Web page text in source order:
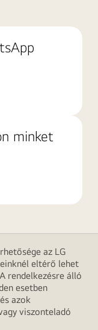
minket
az LG
eltérő lehet
rendelkezésre álló
esetben
azok
viszonteladó